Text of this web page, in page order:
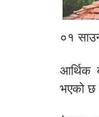
०१
आर्थिक
भएको छ